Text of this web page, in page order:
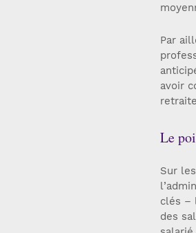
Par
avoir
Le
Sur
clés –
des